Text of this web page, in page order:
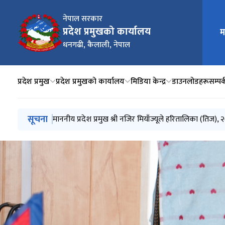
नेपाल सरकार
प्रदेश प्रमुखको कार्यालय
धनगढी, कैलाली, नेपाल
मुख्य
प्रदेश प्रमुख प्रदेश प्रमुखको कार्यालय मिडिया केन्द्र डाउनलोडहरू
मुख्य नेभिगेसनमा जानुहोस्
सूचना सुदूरपश्चिम प्रदेश दर्पण "आरम्भ"
माननीय प्रदेश प्रमुख श्री नजिर मियाँज्यूले हरितालिका
स्वत: प्रकाशन २०८२ बैशाख देखि असार मसान्त सम्म